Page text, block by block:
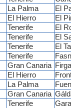
La Palma
El
El Hierro
El
Tenerife
El
Tenerife
El
Tenerife
El
Tenerife
Gran Canaria
El Hierro
La Palma
Gran Canaria
Tenerife